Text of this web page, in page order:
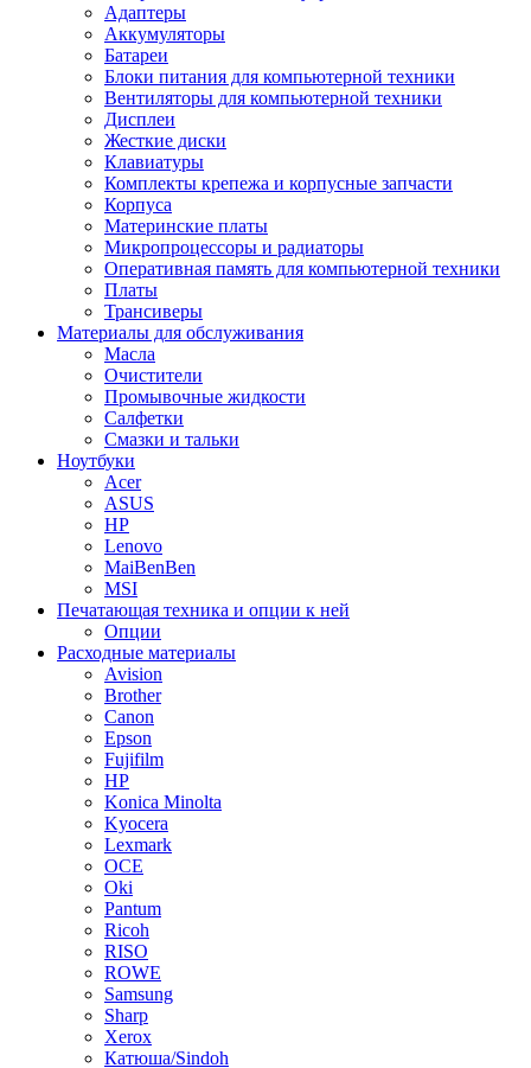
Адаптеры
Аккумуляторы
Батареи
Блоки питания для компьютерной техники
Вентиляторы для компьютерной техники
Дисплеи
Жесткие диски
Клавиатуры
Комплекты крепежа и корпусные запчасти
Корпуса
Материнские платы
Микропроцессоры и радиаторы
Оперативная память для компьютерной техники
Платы
Трансиверы
Материалы для обслуживания
Масла
Очистители
Промывочные жидкости
Салфетки
Смазки и тальки
Ноутбуки
Acer
ASUS
HP
Lenovo
MaiBenBen
MSI
Печатающая техника и опции к ней
Опции
Расходные материалы
Avision
Brother
Canon
Epson
Fujifilm
HP
Konica Minolta
Kyocera
Lexmark
OCE
Oki
Pantum
Ricoh
RISO
ROWE
Samsung
Sharp
Xerox
Катюша/Sindoh